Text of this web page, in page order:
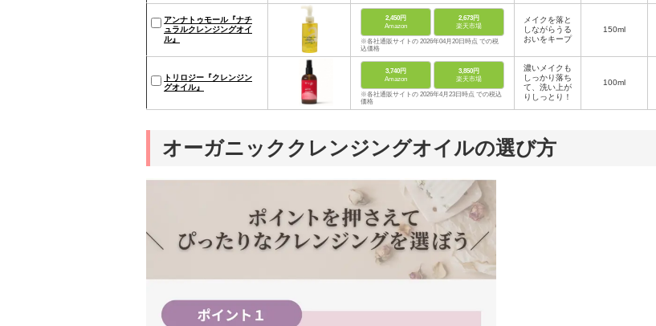
アンナトゥモール『ナチ
ュラルクレンジングオイ
ル』
2,450円
Amazon
2,673円
楽天市場
※各社通販サイトの 2026年04月20日時点 での税
込価格
メイクを落と
しながらうる
おいをキープ
150ml
トリロジー『クレンジン
グオイル』
3,740円
Amazon
3,850円
楽天市場
※各社通販サイトの 2026年4月23日時点 での税込
価格
濃いメイクも
しっかり落ち
て、洗い上が
りしっとり！
100ml
オーガニッククレンジングオイルの選び方